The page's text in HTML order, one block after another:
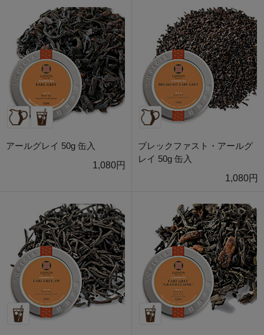
アールグレイ 50g 缶入
1,080円
ブレックファスト・アールグ
レイ 50g 缶入
1,080円